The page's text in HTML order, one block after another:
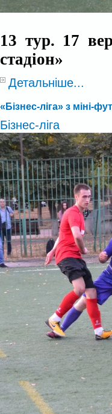
13 тур. 17
стадіон»
Детальніше...
«Бізнес-ліга» з міні-
Бізнес-ліга